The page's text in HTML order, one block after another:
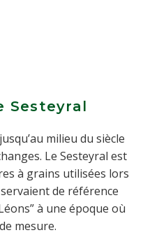
Sesteyral
milieu du siècle
Le Sesteyral est
à grains utilisées lors
de référence
à une époque où
mesure.